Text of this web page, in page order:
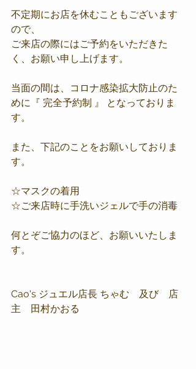
不定期にお店を休むこともございます
ので、
ご来店の際にはご予約をいただきた
く、お願い申し上げます。
当面の間は、コロナ感染拡大防止のた
めに『 完全予約制 』 となっておりま
す。
また、下記のことをお願いしておりま
す。
☆マスクの着用
☆ご来店時に手洗いジェルで手の消毒
何とぞご協力のほど、お願いいたしま
す。
Cao's ジュエル店長 ちゃむ　及び　店
主　田村かおる